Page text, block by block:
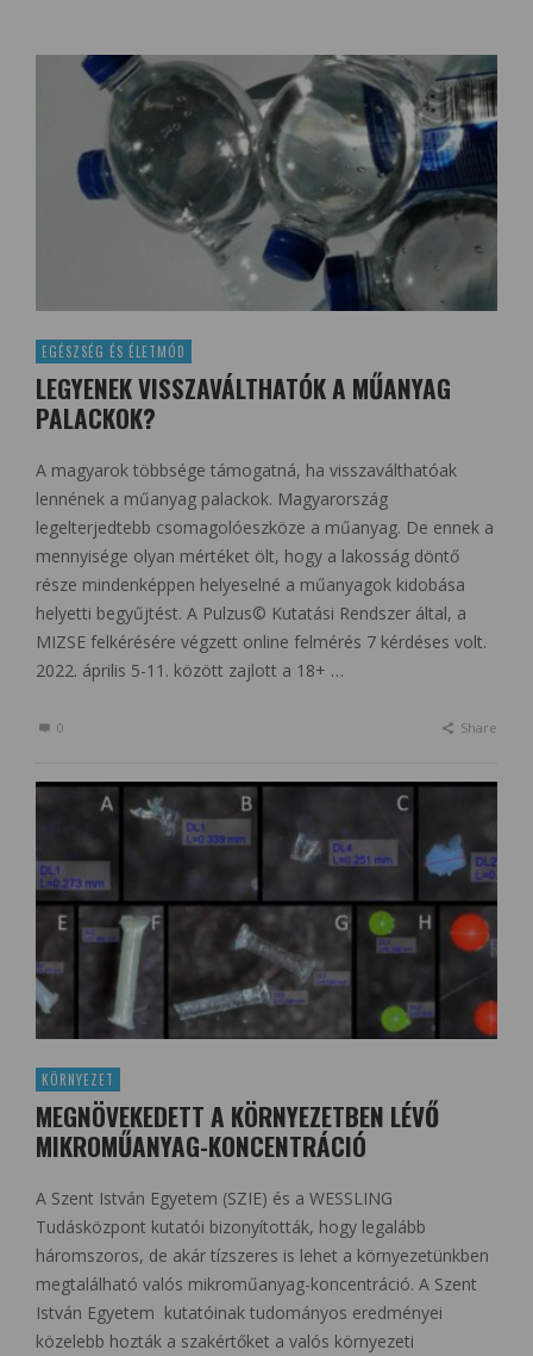
EGÉSZSÉG ÉS ÉLETMÓD
LEGYENEK VISSZAVÁLTHATÓK A MŰANYAG
PALACKOK?
A magyarok többsége támogatná, ha visszaválthatóak
lennének a műanyag palackok. Magyarország
legelterjedtebb csomagolóeszköze a műanyag. De ennek a
mennyisége olyan mértéket ölt, hogy a lakosság döntő
része mindenképpen helyeselné a műanyagok kidobása
helyetti begyűjtést. A Pulzus© Kutatási Rendszer által, a
MIZSE felkérésére végzett online felmérés 7 kérdéses volt.
2022. április 5-11. között zajlott a 18+ …
0 Share
KÖRNYEZET
MEGNÖVEKEDETT A KÖRNYEZETBEN LÉVŐ
MIKROMŰANYAG-KONCENTRÁCIÓ
A Szent István Egyetem (SZIE) és a WESSLING
Tudásközpont kutatói bizonyították, hogy legalább
háromszoros, de akár tízszeres is lehet a környezetünkben
megtalálható valós mikroműanyag-koncentráció. A Szent
István Egyetem kutatóinak tudományos eredményei
közelebb hozták a szakértőket a valós környezeti